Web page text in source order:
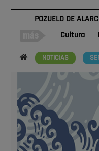
POZUELO DE
Cultura
NOTICIAS